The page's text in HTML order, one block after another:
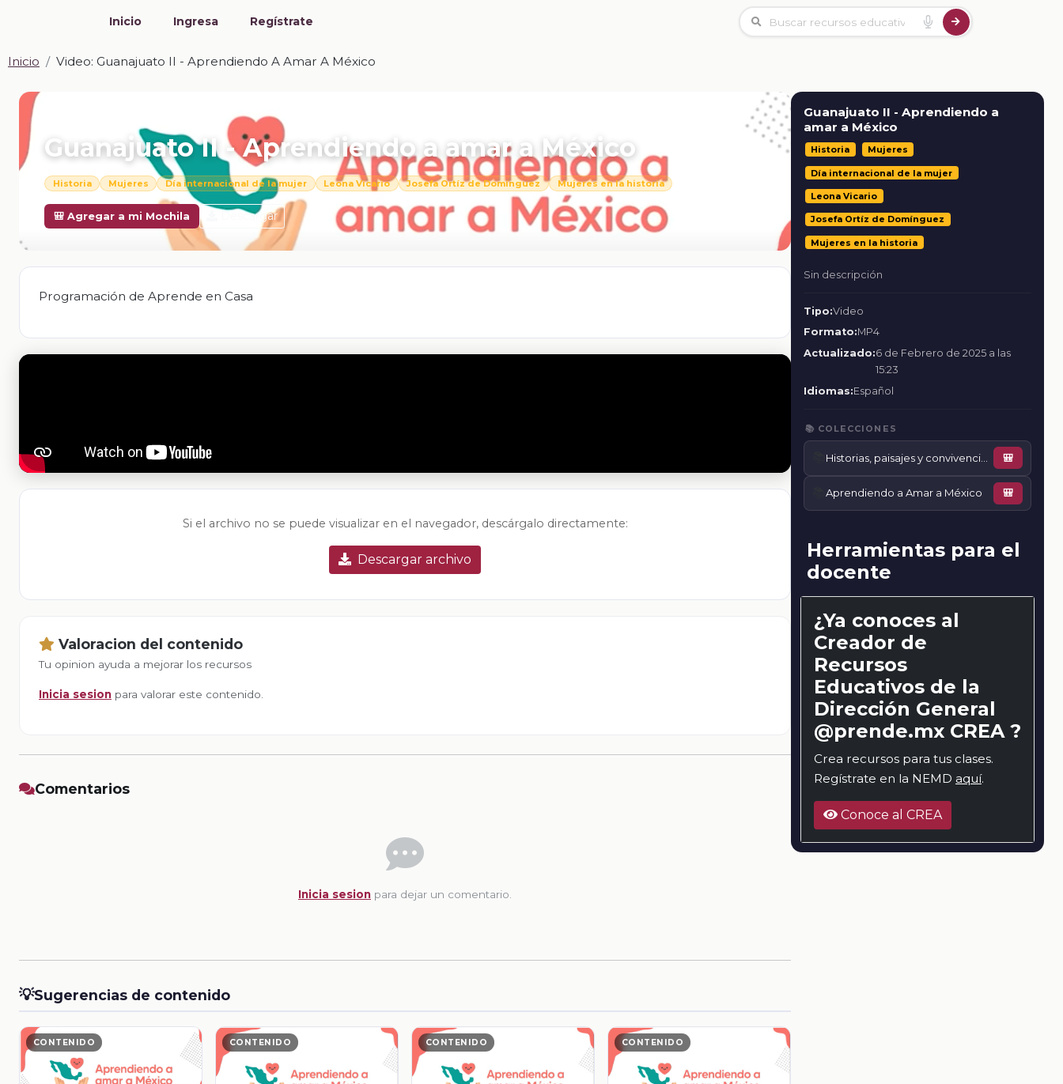
Inicio Ingresa Regístrate
Inicio Video: Guanajuato II - Aprendiendo A Amar A México
Guanajuato II - Aprendiendo a amar a México
Historia Mujeres Día internacional de la mujer Leona Vicario Josefa Ortíz de Domínguez Mujeres en la historia
🎒 Agregar a mi Mochila Descargar
Programación de Aprende en Casa
Si el archivo no se puede visualizar en el navegador, descárgalo directamente:
Descargar archivo
Valoracion del contenido
Tu opinion ayuda a mejorar los recursos
Inicia sesion para valorar este contenido.
Comentarios
Inicia sesion para dejar un comentario.
💡Sugerencias de contenido
CONTENIDO CONTENIDO CONTENIDO CONTENIDO
Guanajuato II - Aprendiendo a
amar a México
Historia Mujeres
Día internacional de la mujer
Leona Vicario
Josefa Ortíz de Domínguez
Mujeres en la historia
Sin descripción
Tipo:Video
Formato:MP4
Actualizado:6 de Febrero de 2025 a las
15:23
Idiomas:Español
📚 COLECCIONES
🎒
📚Aprendiendo a Amar a México 🎒
Herramientas para el
docente
¿Ya conoces al
Creador de
Recursos
Educativos de la
Dirección General
@prende.mx CREA ?
Crea recursos para tus clases.
Regístrate en la NEMD aquí.
Conoce al CREA